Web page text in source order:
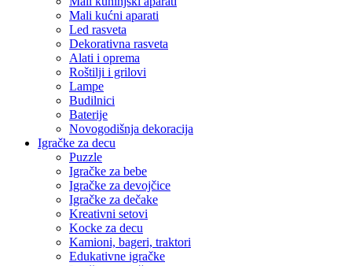
Mali kućni aparati
Led rasveta
Dekorativna rasveta
Alati i oprema
Roštilji i grilovi
Lampe
Budilnici
Baterije
Novogodišnja dekoracija
Igračke za decu
Puzzle
Igračke za bebe
Igračke za devojčice
Igračke za dečake
Kreativni setovi
Kocke za decu
Kamioni, bageri, traktori
Edukativne igračke